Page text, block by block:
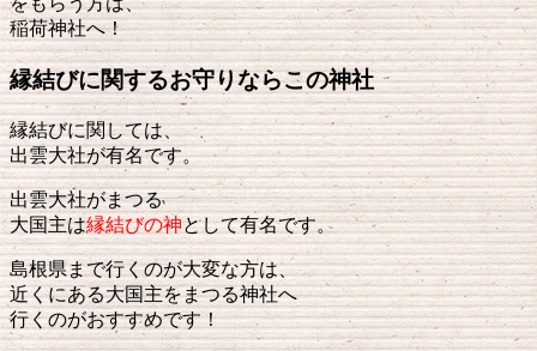
稲荷神社へ！
縁結びに関するお守りならこの神社
縁結びに関しては、
出雲大社が有名です。
出雲大社がまつる
大国主は縁結びの神として有名です。
島根県まで行くのが大変な方は、
近くにある大国主をまつる神社へ
行くのがおすすめです！